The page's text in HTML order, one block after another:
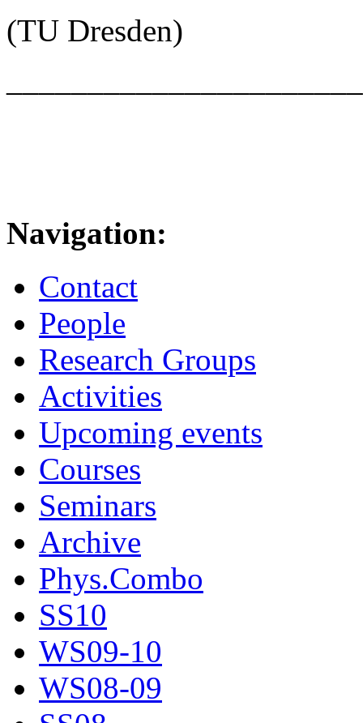
(TU Dresden)
Navigation:
Contact
People
Research Groups
Activities
Upcoming events
Courses
Seminars
Archive
Phys.Combo
SS10
WS09-10
WS08-09